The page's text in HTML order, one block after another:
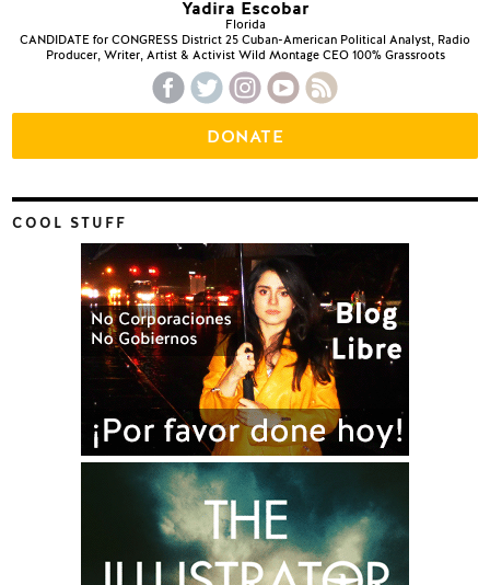
Yadira Escobar
Florida
CANDIDATE for CONGRESS District 25 Cuban-American Political Analyst, Radio
Producer, Writer, Artist & Activist Wild Montage CEO 100% Grassroots
DONATE
COOL STUFF